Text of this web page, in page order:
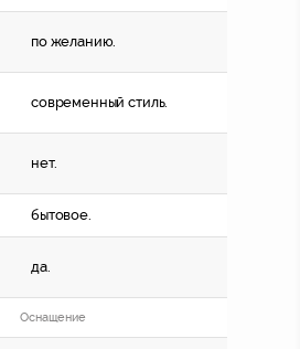
по желанию.
современный стиль.
нет.
бытовое.
да.
Оснащение